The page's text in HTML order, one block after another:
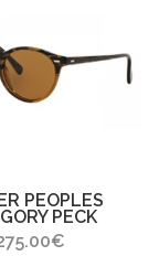
PEOPLES
PECK
€